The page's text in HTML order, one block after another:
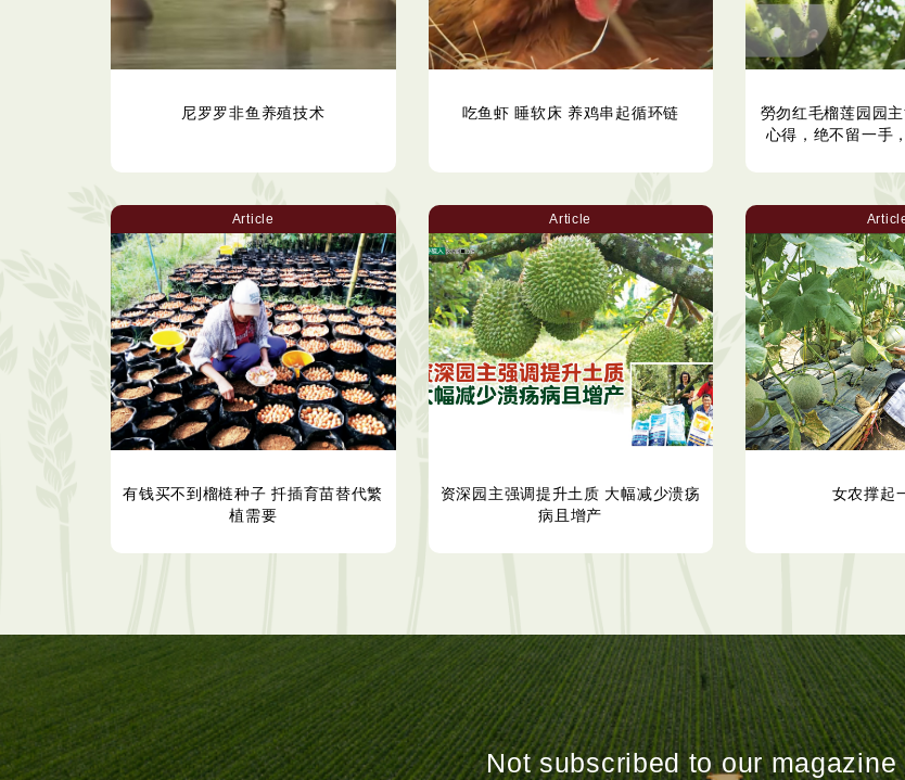
尼罗罗非鱼养殖技术 吃鱼虾 睡软床 养鸡串起循环链
勞勿红毛榴莲园园
心得，绝不留一手
Article
有钱买不到榴梿种子 扦插育苗替代繁
植需要
Article
资深园主强调提升土质 大幅减少溃疡
病且增产
女农撑起
Not subscribed to our magazine